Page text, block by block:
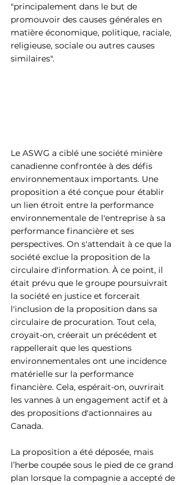
"principalement dans le but de
promouvoir des causes générales en
matière économique, politique, raciale,
religieuse, sociale ou autres causes
similaires".
Le ASWG a ciblé une société minière
canadienne confrontée à des défis
environnementaux importants. Une
proposition a été conçue pour établir
un lien étroit entre la performance
environnementale de l'entreprise à sa
performance financière et ses
perspectives. On s'attendait à ce que la
société exclue la proposition de la
circulaire d'information. À ce point, il
était prévu que le groupe poursuivrait
la société en justice et forcerait
l'inclusion de la proposition dans sa
circulaire de procuration. Tout cela,
croyait-on, créerait un précédent et
rappellerait que les questions
environnementales ont une incidence
matérielle sur la performance
financière. Cela, espérait-on, ouvrirait
les vannes à un engagement actif et à
des propositions d'actionnaires au
Canada.
La proposition a été déposée, mais
l’herbe coupée sous le pied de ce grand
plan lorsque la compagnie a accepté de